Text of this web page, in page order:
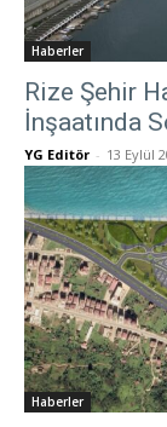
Haberler
Rize Şehir
İnşaatında
YG Editör - 13 Eylül
Haberler